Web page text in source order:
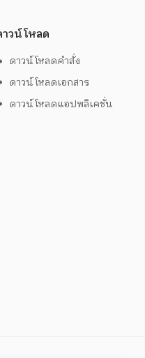
าวน์โหลด
ดาวน์โหลดคำสั่ง
ดาวน์โหลดเอกสาร
ดาวน์โหลดแอปพลิเคชั่น